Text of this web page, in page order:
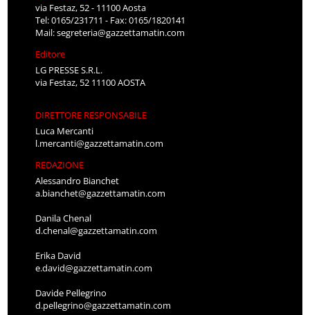
via Festaz, 52 - 11100 Aosta
Tel: 0165/231711 - Fax: 0165/1820141
Mail:segreteria@gazzettamatin.com
Editore
LG PRESSE S.R.L.
via Festaz, 52 11100 AOSTA
DIRETTORE RESPONSABILE
Luca Mercanti
l.mercanti@gazzettamatin.com
REDAZIONE
Alessandro Bianchet
a.bianchet@gazzettamatin.com
Danila Chenal
d.chenal@gazzettamatin.com
Erika David
e.david@gazzettamatin.com
Davide Pellegrino
d.pellegrino@gazzettamatin.com